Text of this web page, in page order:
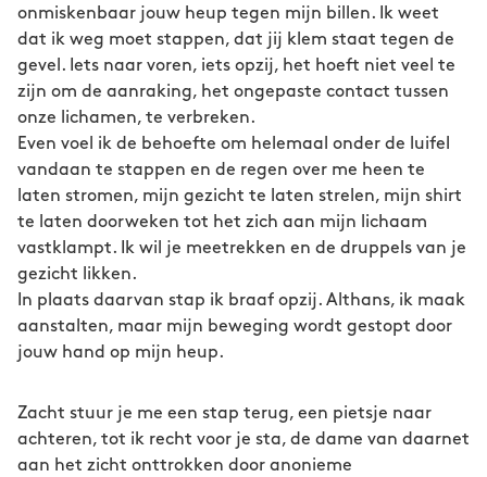
onmiskenbaar jouw heup tegen mijn billen. Ik weet
dat ik weg moet stappen, dat jij klem staat tegen de
gevel. Iets naar voren, iets opzij, het hoeft niet veel te
zijn om de aanraking, het ongepaste contact tussen
onze lichamen, te verbreken.
Even voel ik de behoefte om helemaal onder de luifel
vandaan te stappen en de regen over me heen te
laten stromen, mijn gezicht te laten strelen, mijn shirt
te laten doorweken tot het zich aan mijn lichaam
vastklampt. Ik wil je meetrekken en de druppels van je
gezicht likken.
In plaats daarvan stap ik braaf opzij. Althans, ik maak
aanstalten, maar mijn beweging wordt gestopt door
jouw hand op mijn heup.
Zacht stuur je me een stap terug, een pietsje naar
achteren, tot ik recht voor je sta, de dame van daarnet
aan het zicht onttrokken door anonieme